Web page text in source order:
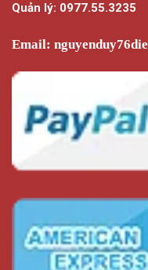
sản
Quản lý: 0977.55.3235
Email: